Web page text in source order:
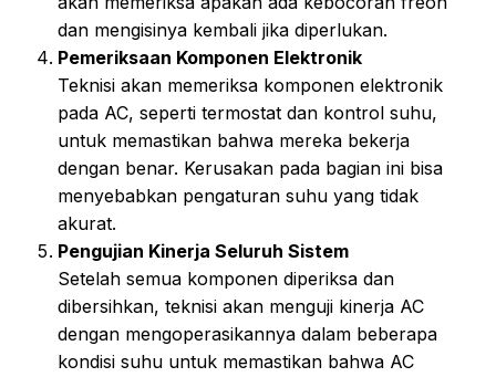
dan mengisinya kembali jika diperlukan.
Pemeriksaan Komponen Elektronik
Teknisi akan memeriksa komponen elektronik
pada AC, seperti termostat dan kontrol suhu,
untuk memastikan bahwa mereka bekerja
dengan benar. Kerusakan pada bagian ini bisa
menyebabkan pengaturan suhu yang tidak
akurat.
Pengujian Kinerja Seluruh Sistem
Setelah semua komponen diperiksa dan
dibersihkan, teknisi akan menguji kinerja AC
dengan mengoperasikannya dalam beberapa
kondisi suhu untuk memastikan bahwa AC